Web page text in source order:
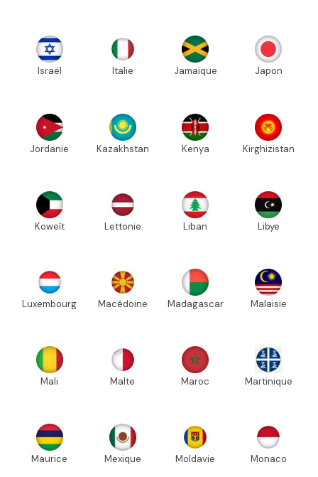
Israël Italie Jamaïque Japon
Jordanie Kazakhstan Kenya Kirghizistan
Koweït Lettonie Liban Libye
Luxembourg Macédoine Madagascar Malaisie
Mali Malte Maroc Martinique
Maurice Mexique Moldavie Monaco